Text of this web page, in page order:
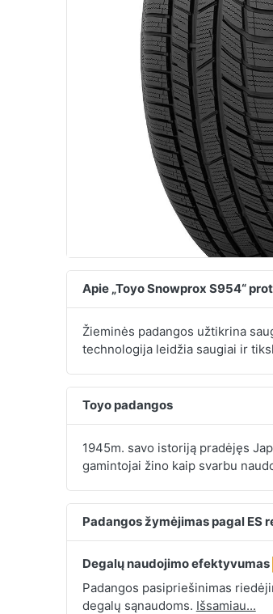
Apie „Toyo Snowprox S954“
Žieminės padangos užtikrina
technologija leidžia saugiai ir
Toyo padangos
1945m. savo istoriją pradėjęs
gamintojai žino kaip svarbu
Padangos žymėjimas pagal ES
Degalų naudojimo efektyvumas
Padangos pasipriešinimas
degalų sąnaudoms. Išsamiau...